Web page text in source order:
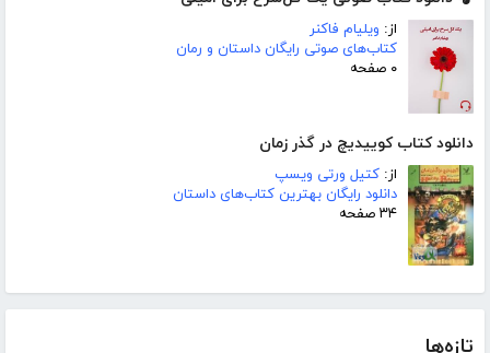
از: ویلیام فاکنر
کتاب‌های صوتی رایگان داستان و رمان
۰ صفحه
دانلود کتاب کوییدیچ در گذر زمان
از: کتیل ورتی ویسپ
دانلود رایگان بهترین کتاب‌های داستان
۳۴ صفحه
تازه‌ها